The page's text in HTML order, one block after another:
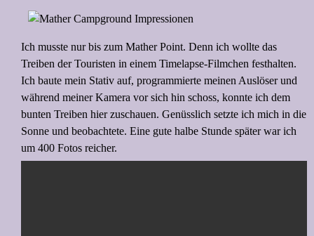
Ich musste nur bis zum Mather Point. Denn ich wollte das
Treiben der Touristen in einem Timelapse-Filmchen festhalten.
Ich baute mein Stativ auf, programmierte meinen Auslöser und
während meiner Kamera vor sich hin schoss, konnte ich dem
bunten Treiben hier zuschauen. Genüsslich setzte ich mich in die
Sonne und beobachtete. Eine gute halbe Stunde später war ich
um 400 Fotos reicher.